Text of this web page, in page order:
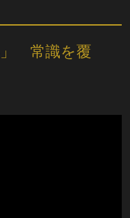
」 常識を覆